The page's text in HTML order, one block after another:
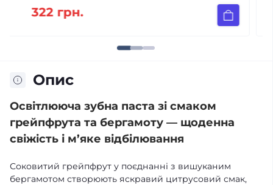
322 грн.
Опис
Освітлююча зубна паста зі смаком
грейпфрута та бергамоту — щоденна
свіжість і м’яке відбілювання
Соковитий грейпфрут у поєднанні з вишуканим
бергамотом створюють яскравий цитрусовий смак,